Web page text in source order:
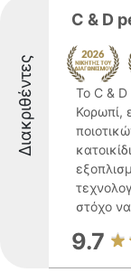
Διακριθέντες
C & D
Το C & D
Κορωπί,
στόχο
9.7